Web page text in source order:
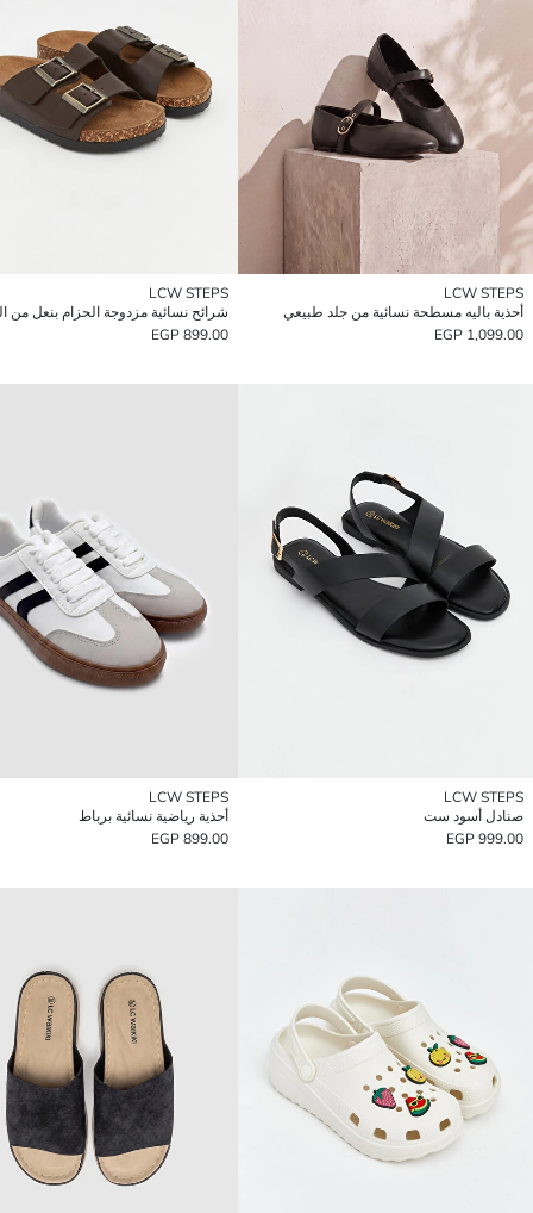
LCW STEPS
أحذية باليه مسطحة نسائية من جلد طبيعي
1,099.00 EGP
LCW STEPS
شرائح نسائية مزدوجة الحزام بنعل من
899.00 EGP
LCW STEPS
صنادل أسود ست
999.00 EGP
LCW STEPS
أحذية رياضية نسائية برباط
899.00 EGP